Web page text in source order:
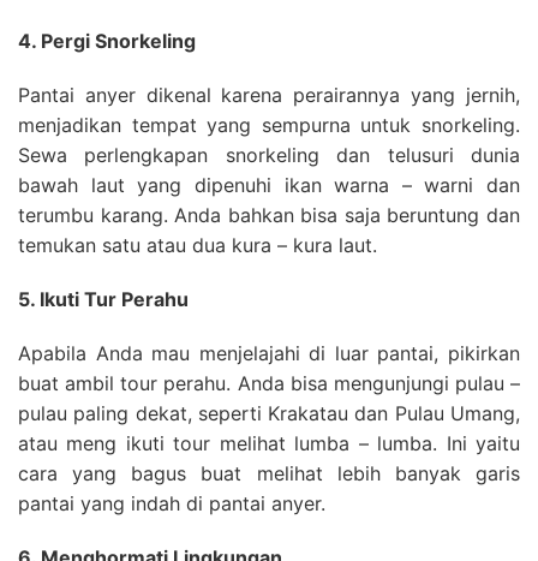
4. Pergi Snorkeling
Pantai anyer dikenal karena perairannya yang jernih,
menjadikan tempat yang sempurna untuk snorkeling.
Sewa perlengkapan snorkeling dan telusuri dunia
bawah laut yang dipenuhi ikan warna – warni dan
terumbu karang. Anda bahkan bisa saja beruntung dan
temukan satu atau dua kura – kura laut.
5. Ikuti Tur Perahu
Apabila Anda mau menjelajahi di luar pantai, pikirkan
buat ambil tour perahu. Anda bisa mengunjungi pulau –
pulau paling dekat, seperti Krakatau dan Pulau Umang,
atau meng ikuti tour melihat lumba – lumba. Ini yaitu
cara yang bagus buat melihat lebih banyak garis
pantai yang indah di pantai anyer.